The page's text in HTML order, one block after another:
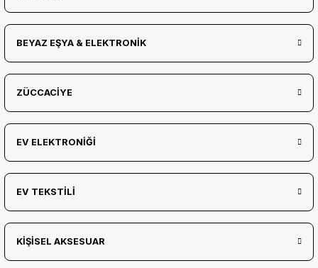
BEYAZ EŞYA & ELEKTRONİK
ZÜCCACİYE
EV ELEKTRONİĞİ
EV TEKSTİLİ
KİŞİSEL AKSESUAR